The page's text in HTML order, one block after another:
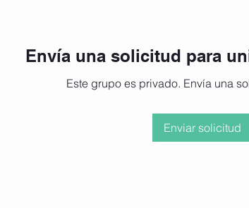
Envía una solicitud para
Este grupo es privado. Envía una
Enviar solicitud